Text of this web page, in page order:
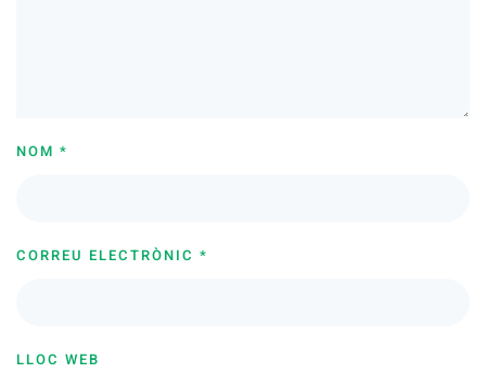
NOM *
CORREU ELECTRÒNIC *
LLOC WEB